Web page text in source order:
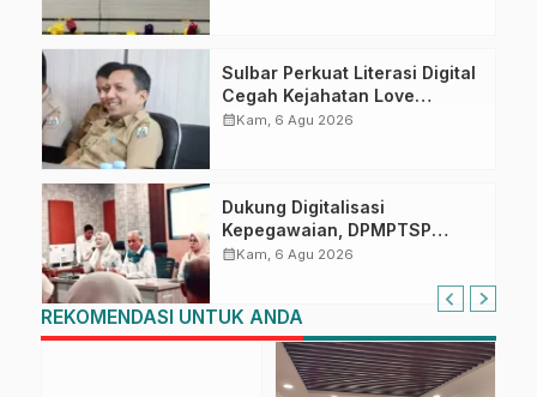
Sulbar Perkuat Literasi Digital
Cegah Kejahatan Love
Scamming
calendar_monthKam, 6 Agu 2026
Dukung Digitalisasi
Kepegawaian, DPMPTSP
Sulbar Siap Terapkan Aplikasi
calendar_monthKam, 6 Agu 2026
REKOMENDASI UNTUK ANDA